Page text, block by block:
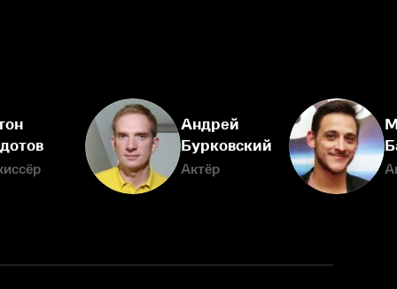
Андрей
Бурковский
Актёр